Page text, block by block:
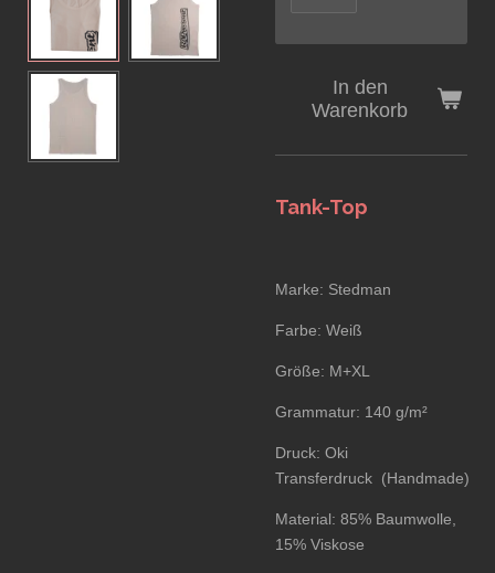
In den
Warenkorb
Tank-Top
Marke: Stedman
Farbe: Weiß
Größe: M+XL
Grammatur: 140 g/m²
Druck: Oki
Transferdruck (Handmade)
Material: 85% Baumwolle,
15% Viskose